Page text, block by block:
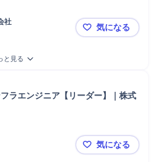
社
RDS【AIソ
気になる
と見る
ラエンジニア【リーダー】｜株式
R＆Dプロ
気になる